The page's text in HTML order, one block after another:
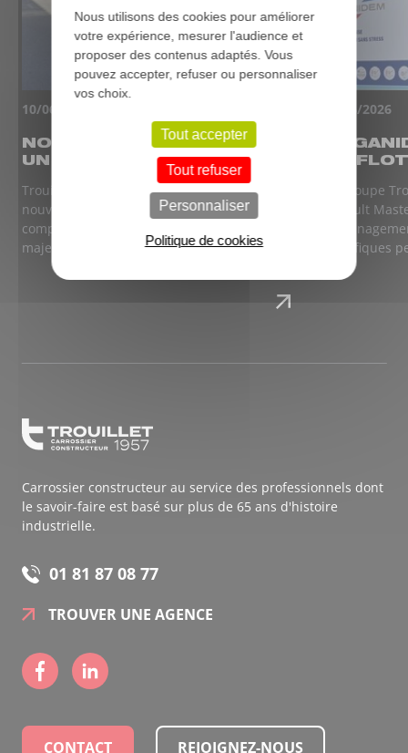
10/06/2026
NOUVEAU DÉFI RELEVÉ :
UN CHÂSSIS...
Trouillet Services Rognac a relevé un
nouveau défi technique : l'équipement
complet d'un tracteur destiné à un acteur
majeur français du levage, de la...
02/06/2026
SA
Le Groupe
Renault
spécifiques
Carrossier constructeur au service des professionnels dont
le savoir-faire est basé sur plus de 65 ans d'histoire
industrielle.
01 81 87 08 77
TROUVER UNE AGENCE
CONTACT REJOIGNEZ-NOUS
Nous utilisons des cookies pour améliorer
votre expérience, mesurer l'audience et
proposer des contenus adaptés. Vous
pouvez accepter, refuser ou personnaliser
vos choix.
Tout accepter
Tout refuser
Personnaliser
Politique de cookies